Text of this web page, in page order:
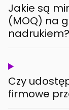
Jakie są
(MOQ) na
nadrukiem?
Czy
firmowe